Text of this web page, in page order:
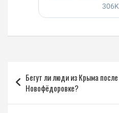
по
записям
Бегут ли люди из Крыма
Новофёдоровке?